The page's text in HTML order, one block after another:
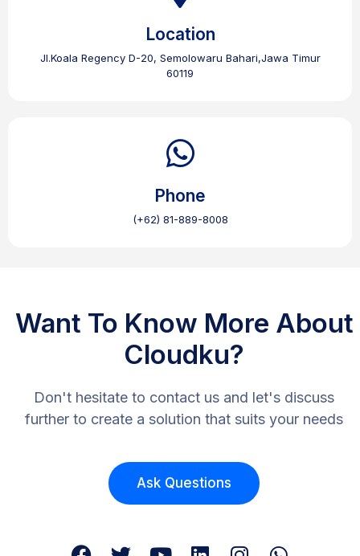
Location
Jl.Koala Regency D-20, Semolowaru Bahari,Jawa Timur
60119
Phone
(+62) 81-889-8008
Want To Know More About
Cloudku?
Don't hesitate to contact us and let's discuss
further to create a solution that suits your needs
Ask Questions